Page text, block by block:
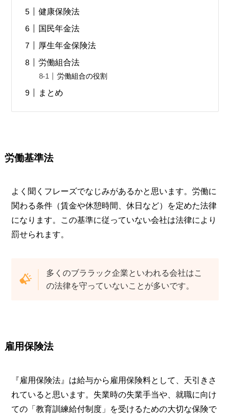
健康保険法
国民年金法
厚生年金保険法
労働組合法
労働組合の役割
まとめ
労働基準法
よく聞くフレーズでなじみがあるかと思います。労働に
関わる条件（賃金や休憩時間、休日など）を定めた法律
になります。この基準に従っていない会社は法律により
罰せられます。
多くのブララック企業といわれる会社はこ
の法律を守っていないことが多いです。
雇用保険法
『雇用保険法』は給与から雇用保険料として、天引きさ
れていると思います。失業時の失業手当や、就職に向け
ての「教育訓練給付制度」を受けるための大切な保険で